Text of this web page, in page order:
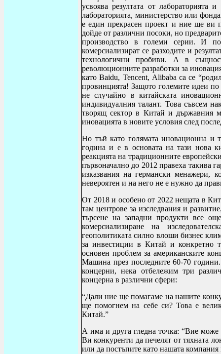
усвоява резултата от лабораторията
лабораторията, министерство или
е един прекрасен проект и ние ще ви
дойде от различни посоки, но
производство в големи серии. И
комерсиализират се разходите и
технологични пробиви. А в
революционните разработки за
катоBaidu, Tencent, Alibabaса се
провинцията! Защото големите идеи по
не случайно в китайската
индивидуалния талант. Това съвсем
творящ сектор в Китай и държавния
иновацията в новите условия след
Но тъй като голямата иновационна и
година и е в основата на тази нова
реакцията на традиционните
първоначално до 2012 правеха такива
изказвания на германски менажери,
невероятен и на него не е нужно да
От 2018 и особено от 2022 нещата в
там центрове за изследвания и
търсене на западни продукти все
комерсиализиране на
геополитиката силно влоши бизнес
за инвестиции в Китай и конкретно
основен проблем за американските
Машина през последните 60-70
концерни, нека отбележим три
концерна в различни сфери:
“Дали ние ще помагаме на нашите
ще помогнем на себе си? Това е
Китай.”
А има и друга гледна точка: “Вие може
Ви конкуренти да печелят от тяхната
или да постъпите като нашата